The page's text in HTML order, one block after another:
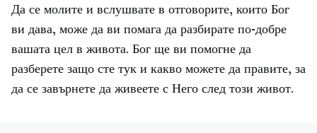
Да се молите и вслушвате в отговорите, които Бог
ви дава, може да ви помага да разбирате по-добре
вашата цел в живота. Бог ще ви помогне да
разберете защо сте тук и какво можете да правите, за
да се завърнете да живеете с Него след този живот.